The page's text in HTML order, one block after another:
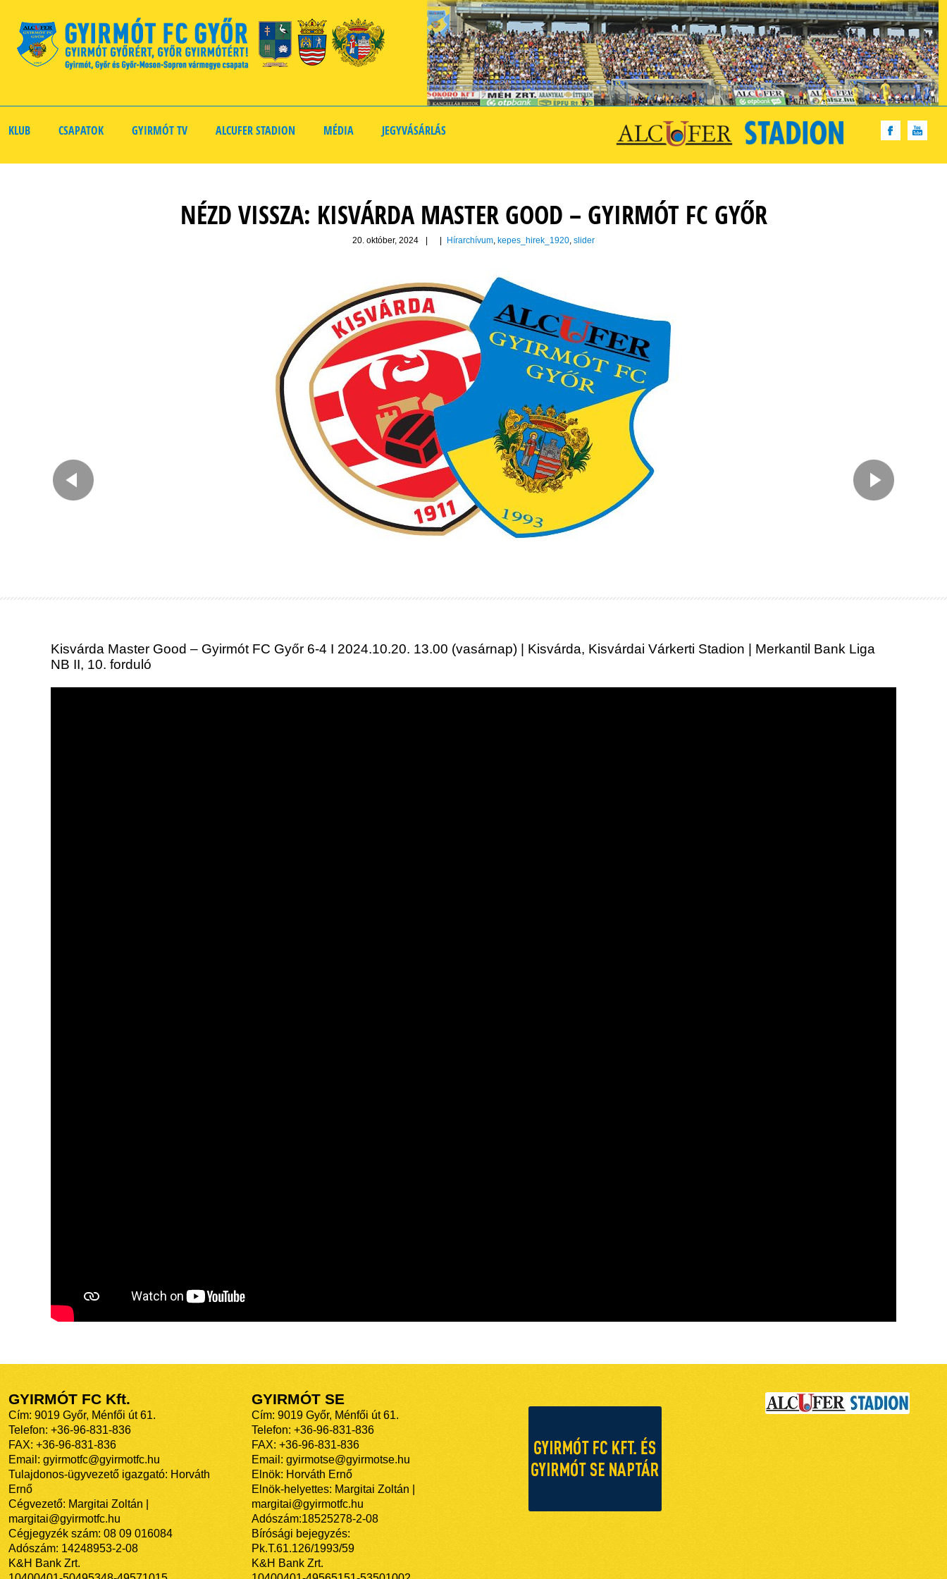
KLUB CSAPATOK GYIRMÓT TV ALCUFER STADION MÉDIA JEGYVÁSÁRLÁS
NÉZD VISSZA: KISVÁRDA MASTER GOOD – GYIRMÓT FC GYŐR
20. október, 2024 Hírarchívum, kepes_hirek_1920, slider
Kisvárda Master Good – Gyirmót FC Győr 6-4 I 2024.10.20. 13.00 (vasárnap) | Kisvárda, Kisvárdai Várkerti Stadion | Merkantil Bank Liga
NB II, 10. forduló
GYIRMÓT FC Kft.
Cím: 9019 Győr, Ménfői út 61.
Telefon: +36-96-831-836
FAX: +36-96-831-836
Email: gyirmotfc@gyirmotfc.hu
Tulajdonos-ügyvezető igazgató: Horváth
Ernő
Cégvezető: Margitai Zoltán |
margitai@gyirmotfc.hu
Cégjegyzék szám: 08 09 016084
Adószám: 14248953-2-08
K&H Bank Zrt.
GYIRMÓT SE
Cím: 9019 Győr, Ménfői út 61.
Telefon: +36-96-831-836
FAX: +36-96-831-836
Email: gyirmotse@gyirmotse.hu
Elnök: Horváth Ernő
Elnök-helyettes: Margitai Zoltán |
margitai@gyirmotfc.hu
Adószám:18525278-2-08
Bírósági bejegyzés:
Pk.T.61.126/1993/59
K&H Bank Zrt.